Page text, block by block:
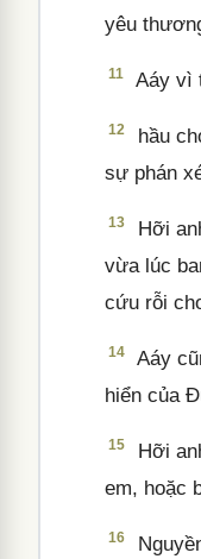
yêu
11 Aáy vì
12
hầu
sự phán
13
Hỡi
vừa lúc
cứu rỗi
14
Aáy
hiển của
15
Hỡi
em, hoặc
16